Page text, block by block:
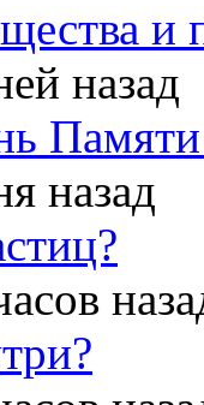
и
назад
назад